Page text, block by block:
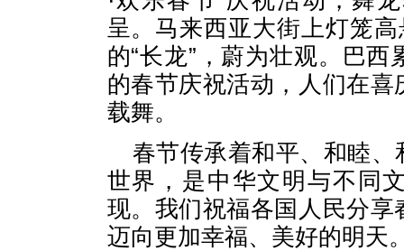
呈。马来西亚大街上灯笼
的“长龙”，蔚为壮观。巴
的春节庆祝活动，人们在
载舞。
春节传承着和平、和睦
世界，是中华文明与不同
现。我们祝福各国人民分
迈向更加幸福、美好的明天